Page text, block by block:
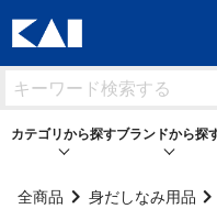
カテゴリから探すブランドから探
全商品 身だしなみ用品